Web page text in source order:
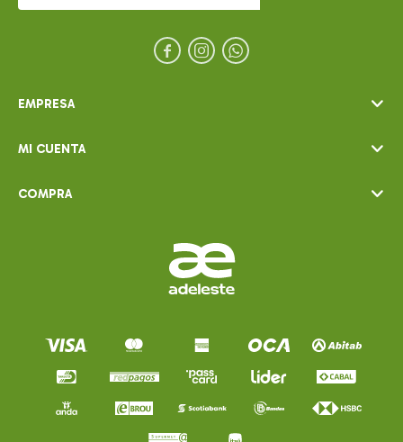
EMPRESA
MI CUENTA
COMPRA
  